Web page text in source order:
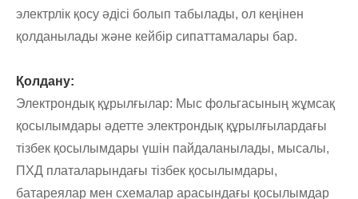
электрлік қосу әдісі болып табылады, ол кеңінен
қолданылады және кейбір сипаттамалары бар.
Қолдану:
Электрондық құрылғылар: Мыс фольгасының жұмсақ
қосылымдары әдетте электрондық құрылғылардағы
тізбек қосылымдары үшін пайдаланылады, мысалы,
ПХД платаларындағы тізбек қосылымдары,
батареялар мен схемалар арасындағы қосылымдар